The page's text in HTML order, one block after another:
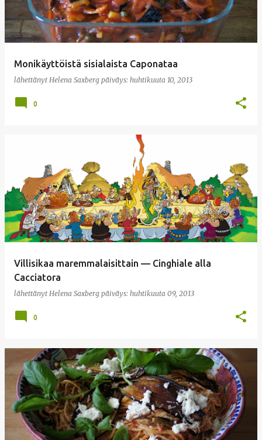
Monikäyttöistä sisialaista Caponataa
lähettänyt Helena Saxberg päiväys: huhtikuuta 10, 2013
0
Villisikaa maremmalaisittain — Cinghiale alla
Cacciatora
lähettänyt Helena Saxberg päiväys: huhtikuuta 09, 2013
0